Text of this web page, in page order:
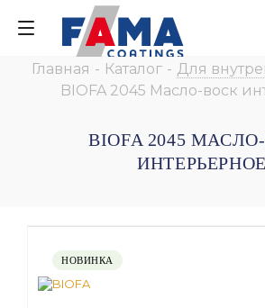
Главная - Каталог - Для
BIOFA 2045 Масло-воск
BIOFA 2045
ИНТЕРЬЕРНОЕ
НОВИНКА